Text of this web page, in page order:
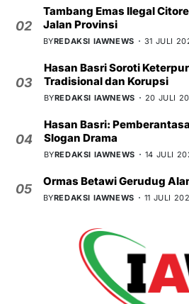
02
Tambang Emas Ilegal
Jalan Provinsi
BYREDAKSI IAWNEWS 31 JULI
03
Hasan Basri Soroti
Tradisional dan Korupsi
BYREDAKSI IAWNEWS 20 JULI
04
Hasan Basri:
Slogan Drama
BYREDAKSI IAWNEWS 14 JULI
05
Ormas Betawi Gerudug
BYREDAKSI IAWNEWS 11 JULI